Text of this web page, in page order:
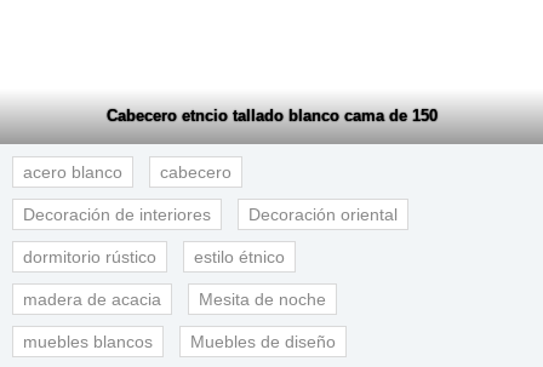
Cabecero etncio tallado blanco cama de 150
acero blanco cabecero
Decoración de interiores Decoración oriental
dormitorio rústico estilo étnico
madera de acacia Mesita de noche
muebles blancos Muebles de diseño